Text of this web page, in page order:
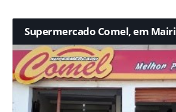
Supermercado Comel, em Mairi